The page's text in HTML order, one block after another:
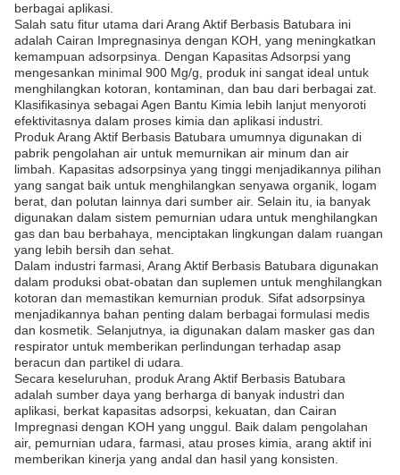
berbagai aplikasi.
Salah satu fitur utama dari Arang Aktif Berbasis Batubara ini
adalah Cairan Impregnasinya dengan KOH, yang meningkatkan
kemampuan adsorpsinya. Dengan Kapasitas Adsorpsi yang
mengesankan minimal 900 Mg/g, produk ini sangat ideal untuk
menghilangkan kotoran, kontaminan, dan bau dari berbagai zat.
Klasifikasinya sebagai Agen Bantu Kimia lebih lanjut menyoroti
efektivitasnya dalam proses kimia dan aplikasi industri.
Produk Arang Aktif Berbasis Batubara umumnya digunakan di
pabrik pengolahan air untuk memurnikan air minum dan air
limbah. Kapasitas adsorpsinya yang tinggi menjadikannya pilihan
yang sangat baik untuk menghilangkan senyawa organik, logam
berat, dan polutan lainnya dari sumber air. Selain itu, ia banyak
digunakan dalam sistem pemurnian udara untuk menghilangkan
gas dan bau berbahaya, menciptakan lingkungan dalam ruangan
yang lebih bersih dan sehat.
Dalam industri farmasi, Arang Aktif Berbasis Batubara digunakan
dalam produksi obat-obatan dan suplemen untuk menghilangkan
kotoran dan memastikan kemurnian produk. Sifat adsorpsinya
menjadikannya bahan penting dalam berbagai formulasi medis
dan kosmetik. Selanjutnya, ia digunakan dalam masker gas dan
respirator untuk memberikan perlindungan terhadap asap
beracun dan partikel di udara.
Secara keseluruhan, produk Arang Aktif Berbasis Batubara
adalah sumber daya yang berharga di banyak industri dan
aplikasi, berkat kapasitas adsorpsi, kekuatan, dan Cairan
Impregnasi dengan KOH yang unggul. Baik dalam pengolahan
air, pemurnian udara, farmasi, atau proses kimia, arang aktif ini
memberikan kinerja yang andal dan hasil yang konsisten.